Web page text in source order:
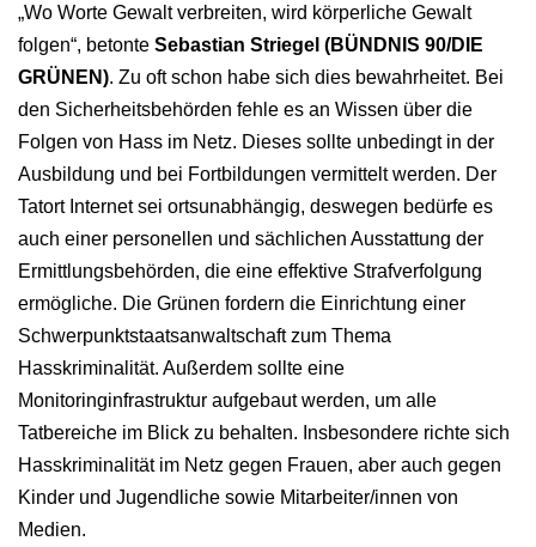
„Wo Worte Gewalt verbreiten, wird körperliche Gewalt
folgen“, betonte Sebastian Striegel (BÜNDNIS 90/DIE
GRÜNEN). Zu oft schon habe sich dies bewahrheitet. Bei
den Sicherheitsbehörden fehle es an Wissen über die
Folgen von Hass im Netz. Dieses sollte unbedingt in der
Ausbildung und bei Fortbildungen vermittelt werden. Der
Tatort Internet sei ortsunabhängig, deswegen bedürfe es
auch einer personellen und sächlichen Ausstattung der
Ermittlungsbehörden, die eine effektive Strafverfolgung
ermögliche. Die Grünen fordern die Einrichtung einer
Schwerpunktstaatsanwaltschaft zum Thema
Hasskriminalität. Außerdem sollte eine
Monitoringinfrastruktur aufgebaut werden, um alle
Tatbereiche im Blick zu behalten. Insbesondere richte sich
Hasskriminalität im Netz gegen Frauen, aber auch gegen
Kinder und Jugendliche sowie Mitarbeiter/innen von
Medien.